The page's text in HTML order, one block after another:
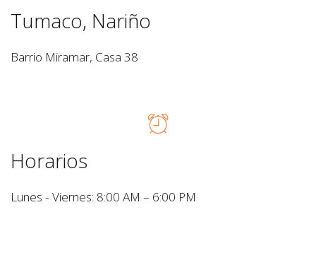
Tumaco, Nariño
Barrio Miramar, Casa 38
Horarios
Lunes - Viernes: 8:00 AM – 6:00 PM